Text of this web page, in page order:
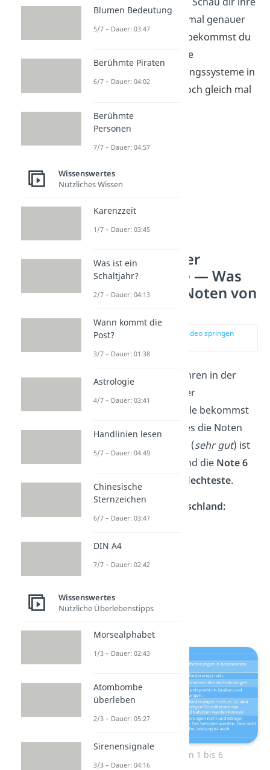
Bedeutungen jetzt einmal genauer
an.
bekommst du
eine Übersicht über die
verschiedenen Benotungssysteme in
Deutschland. Schau doch gleich mal
Benotung in der
(Grund-)Schule — Was
bedeuten die Noten von
zur Stelle im Video springen
Ab den ersten Schuljahren in der
Grundschule und in der
weiterführenden Schule bekommst
Noten
. Dabei gibt es die Noten
(sehr gut) ist
Schulnote und die Note 6
ungenügend schlechteste.
Notensystem in Deutschland:
Note 2 =
Note 3 =befriedigend
Note 5 =
mangelhaft
Bedeutung Noten 1 bis 6
Blumen Bedeutung
5/7 – Dauer: 03:47
Berühmte Piraten
6/7 – Dauer: 04:02
Berühmte
Personen
7/7 – Dauer: 04:57
Wissenswertes
Nützliches Wissen
Karenzzeit
1/7 – Dauer: 03:45
Was ist ein
Schaltjahr?
2/7 – Dauer: 04:13
Wann kommt die
Post?
3/7 – Dauer: 01:38
Astrologie
4/7 – Dauer: 03:41
Handlinien lesen
5/7 – Dauer: 04:49
Chinesische
Sternzeichen
6/7 – Dauer: 03:47
DIN A4
7/7 – Dauer: 02:42
Wissenswertes
Nützliche Überlebenstipps
Morsealphabet
1/3 – Dauer: 02:43
Atombombe
überleben
2/3 – Dauer: 05:27
Sirenensignale
3/3 – Dauer: 04:16